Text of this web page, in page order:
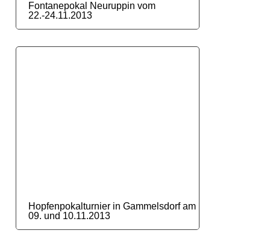
Fontanepokal Neuruppin vom
22.-24.11.2013
Hopfenpokalturnier in Gammelsdorf am
09. und 10.11.2013